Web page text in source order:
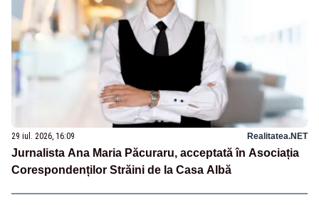
29 iul. 2026, 16:09 Realitatea.NET
Jurnalista Ana Maria Păcuraru, acceptată în Asociația
Corespondenților Străini de la Casa Albă